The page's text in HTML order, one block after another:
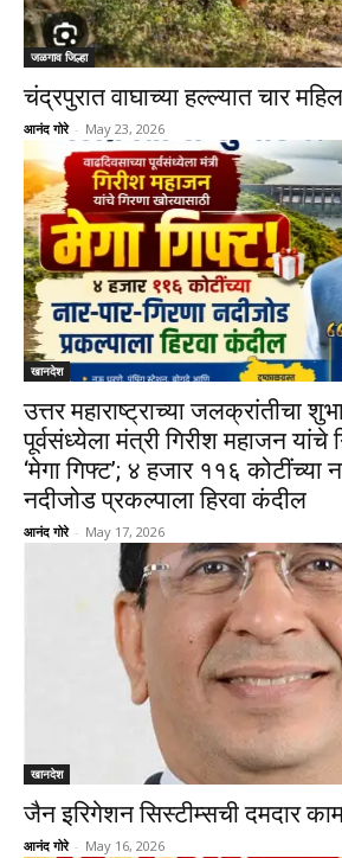
जळगाव जिल्हा
चंद्रपुरात वाघाच्या हल्ल्यात चार
आनंद गोरे - May 23, 2026
खानदेश
उत्तर महाराष्ट्राच्या जलक्रांतीचा
पूर्वसंध्येला मंत्री गिरीश महाजन यांचे
‘मेगा गिफ्ट’; ४ हजार ११६ कोटींच्या
नदीजोड प्रकल्पाला हिरवा कंदील
आनंद गोरे - May 17, 2026
खानदेश
जैन इरिगेशन सिस्टीम्सची दमदार
आनंद गोरे - May 16, 2026